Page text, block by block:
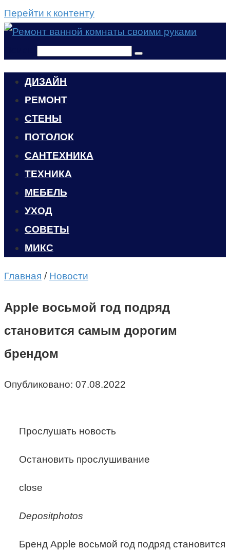
Перейти к контенту
ДИЗАЙН
РЕМОНТ
СТЕНЫ
ПОТОЛОК
САНТЕХНИКА
ТЕХНИКА
МЕБЕЛЬ
УХОД
CОВЕТЫ
МИКС
Главная / Новости
Apple восьмой год подряд
становится самым дорогим
брендом
Опубликовано: 07.08.2022
Прослушать новость
Остановить прослушивание
close
Depositphotos
Бренд Apple восьмой год подряд становится